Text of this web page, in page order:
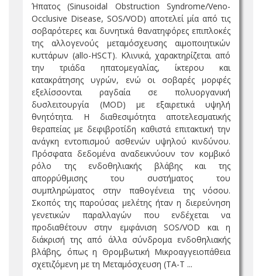
Ήπατος (Sinusoidal Obstruction Syndrome/Veno-
Occlusive Disease, SOS/VOD) αποτελεί μία από τις
σοβαρότερες και δυνητικά θανατηφόρες επιπλοκές
της αλλογενούς μεταμόσχευσης αιμοποιητικών
κυττάρων (allo-HSCT). Κλινικά, χαρακτηρίζεται από
την τριάδα ηπατομεγαλίας, ίκτερου και
κατακράτησης υγρών, ενώ οι σοβαρές μορφές
εξελίσσονται ραγδαία σε πολυοργανική
δυσλειτουργία (MOD) με εξαιρετικά υψηλή
θνητότητα. Η διαθεσιμότητα αποτελεσματικής
θεραπείας με δεφιβροτίδη καθιστά επιτακτική την
ανάγκη εντοπισμού ασθενών υψηλού κινδύνου.
Πρόσφατα δεδομένα αναδεικνύουν τον κομβικό
ρόλο της ενδοθηλιακής βλάβης και της
απορρύθμισης του συστήματος του
συμπληρώματος στην παθογένεια της νόσου.
Σκοπός της παρούσας μελέτης ήταν η διερεύνηση
γενετικών παραλλαγών που ενδέχεται να
προδιαθέτουν στην εμφάνιση SOS/VOD και η
διάκρισή της από άλλα σύνδρομα ενδοθηλιακής
βλάβης, όπως η Θρομβωτική Μικροαγγειοπάθεια
σχετιζόμενη με τη Μεταμόσχευση (TA-T ...